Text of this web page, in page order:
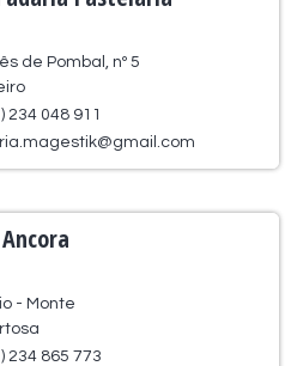
de Pombal, nº 5
234 048 911
- Monte
234 865 773